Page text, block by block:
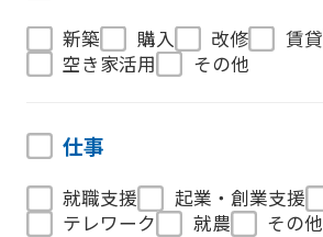
新築 購入 改修 賃貸
空き家活用
その他
仕事
就職支援 起業・創業支援
テレワーク
就農 その他